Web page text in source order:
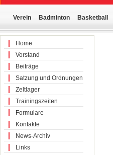
Verein Badminton Basketball
Home
Vorstand
Beiträge
Satzung und Ordnungen
Zeltlager
Trainingszeiten
Formulare
Kontakte
News-Archiv
Links